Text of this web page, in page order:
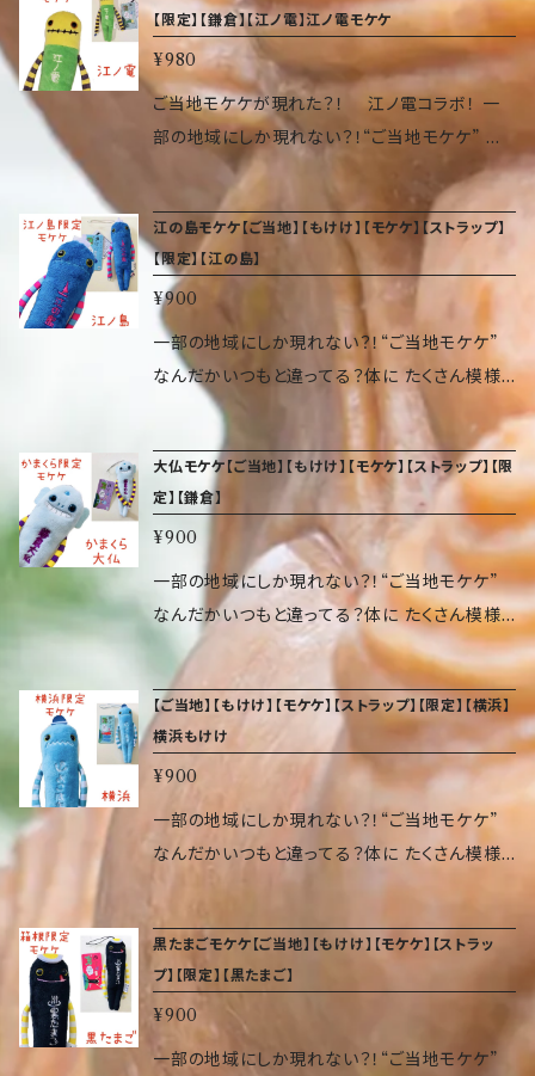
いるかもしれません…。 サイズ（約 高14×幅5×奥
2cm） 重量 9.07 g 素材 ポリエステル、ポリス
チレン、アクリル、ゴム
【限定】【鎌倉】【江ノ電】江ノ電モケケ
¥980
ご当地モケケが現れた？！ 江ノ電コラボ！ 一
部の地域にしか現れない？！“ご当地モケケ” な
んだかいつもと違ってる？体に たくさん模様が
入って、へんてこ具合が増し増しです。 頭にはゴ
ムが付いているので、いろいろなところに付けら
れます。 気づくと、日本中でぞくぞく増殖してい
るかもしれません…。 サイズ（約 高14×幅5×奥2
cm） 重量 9.07 g 素材 ポリエステル、ポリスチ
レン、アクリル、ゴム
江の島モケケ【ご当地】【もけけ】【モケケ】【ストラップ】
【限定】【江の島】
¥900
一部の地域にしか現れない？！“ご当地モケケ”
なんだかいつもと違ってる？体に たくさん模様
が入って、へんてこ具合が増し増しです。 頭には
ゴムが付いているので、いろいろなところに付け
られます。 気づくと、日本中でぞくぞく増殖して
いるかもしれません…。 サイズ（約 高14×幅5×奥
2cm） 重量 9.07 g 素材 ポリエステル、ポリス
チレン、アクリル、ゴム
大仏モケケ【ご当地】【もけけ】【モケケ】【ストラップ】【限
定】【鎌倉】
¥900
一部の地域にしか現れない？！“ご当地モケケ”
なんだかいつもと違ってる？体に たくさん模様
が入って、へんてこ具合が増し増しです。 頭には
ゴムが付いているので、いろいろなところに付け
られます。 気づくと、日本中でぞくぞく増殖して
いるかもしれません…。 サイズ（約 高14×幅5×奥
2cm） 重量 9.07 g 素材 ポリエステル、ポリス
チレン、アクリル、ゴム
【ご当地】【もけけ】【モケケ】【ストラップ】【限定】【横浜】
横浜もけけ
¥900
一部の地域にしか現れない？！“ご当地モケケ”
なんだかいつもと違ってる？体に たくさん模様
られます。 気づくと、日本中でぞくぞく増殖して
いるかもしれません…。 サイズ（約 高14×幅5×奥
2cm） 重量 9.07 g 素材 ポリエステル、ポリス
チレン、アクリル、ゴム
黒たまごモケケ【ご当地】【もけけ】【モケケ】【ストラッ
プ】【限定】【黒たまご】
¥900
一部の地域にしか現れない？！“ご当地モケケ”